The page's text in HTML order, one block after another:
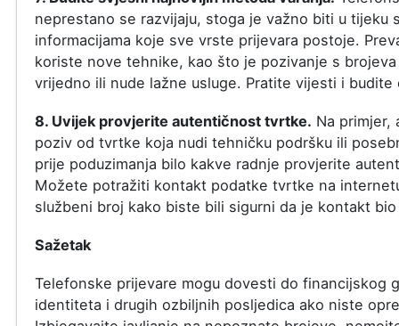
neprestano se razvijaju, stoga je važno biti u tijeku
informacijama koje sve vrste prijevara postoje.
koriste nove tehnike, kao što je pozivanje s
vrijedno ili nude lažne usluge. Pratite vijesti i budite
8. Uvijek provjerite autentičnost tvrtke. Na primjer,
poziv od tvrtke koja nudi tehničku podršku ili
prije poduzimanja bilo kakve radnje provjerite
Možete potražiti kontakt podatke tvrtke na
službeni broj kako biste bili sigurni da je kontakt
Sažetak
Telefonske prijevare mogu dovesti do financijskog
identiteta i drugih ozbiljnih posljedica ako niste